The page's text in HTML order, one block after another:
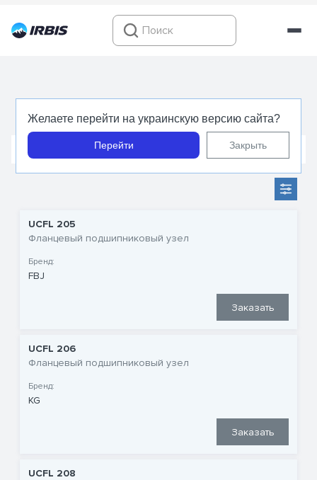
Желаете перейти на украинскую версию сайта?
Перейти Закрыть
Подшипниковые узлы UCFL
Подшипники в корпусе на лапах Фланцевые
UCFL 205
Фланцевый подшипниковый узел
Бренд:
FBJ
Заказать
UCFL 206
Фланцевый подшипниковый узел
Бренд:
KG
Заказать
UCFL 208